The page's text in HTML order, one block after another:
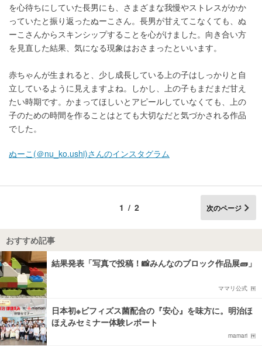
を心待ちにしていた長男にも、さまざまな我慢やストレスがかか
っていたと振り返ったぬーこさん。長男が甘えてこなくても、ぬ
ーこさんからスキンシップすることを心がけました。向き合い方
を見直した結果、気になる現象はおさまったといいます。
赤ちゃんが生まれると、少し成長している上の子はしっかりと自
立しているように見えますよね。しかし、上の子もまだまだ甘え
たい時期です。かまってほしいとアピールしていなくても、上の
子のための時間を作ることはとても大切なだと気づかされる作品
でした。
ぬーこ(＠nu_ko.ushi)さんのインスタグラム
1/2 次のページ
おすすめ記事
結果発表「写真で投稿！📸みんなのブロック作品展🧱」
ママリ公式
日本初※ビフィズス菌配合の『安心』を味方に。明治ほ
ほえみセミナー体験レポート
mamari